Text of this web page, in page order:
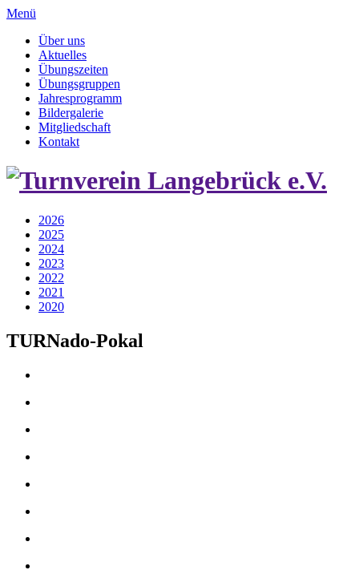
Menü
Über uns
Aktuelles
Übungszeiten
Übungsgruppen
Jahresprogramm
Bildergalerie
Mitgliedschaft
Kontakt
2026
2025
2024
2023
2022
2021
2020
TURNado-Pokal